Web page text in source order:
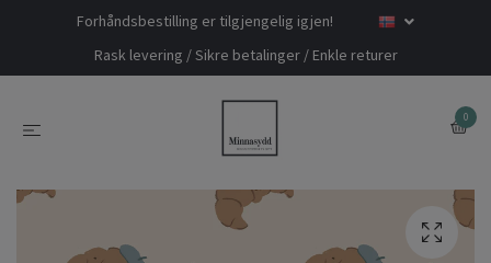
Forhåndsbestilling er tilgjengelig igjen!
Rask levering / Sikre betalinger / Enkle returer
0